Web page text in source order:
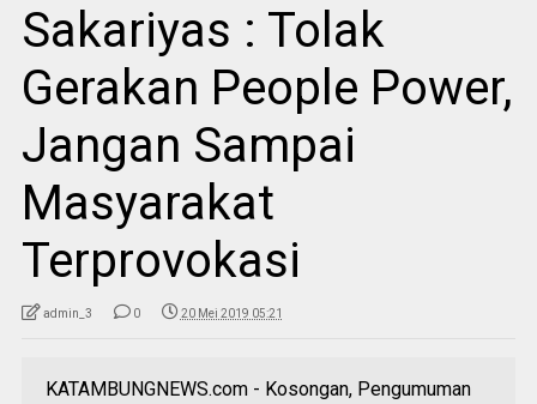
Sakariyas : Tolak
Gerakan People Power,
Jangan Sampai
Masyarakat
Terprovokasi
admin_3 0 20 Mei 2019 05:21
KATAMBUNGNEWS.com - Kosongan, Pengumuman